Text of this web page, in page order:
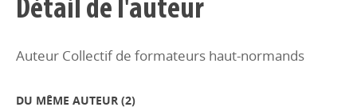
Détail de l'auteur
Auteur Collectif de formateurs haut-normands
DU MÊME AUTEUR (2)